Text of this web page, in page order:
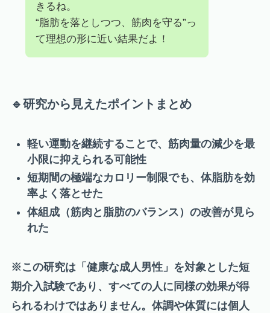
きるね。
“脂肪を落としつつ、筋肉を守る”っ
て理想の形に近い結果だよ！
🔹研究から見えたポイントまとめ
軽い運動を継続することで、筋肉量の減少を最
小限に抑えられる可能性
短期間の極端なカロリー制限でも、体脂肪を効
率よく落とせた
体組成（筋肉と脂肪のバランス）の改善が見ら
れた
※この研究は「健康な成人男性」を対象とした短
期介入試験であり、すべての人に同様の効果が得
られるわけではありません。体調や体質には個人